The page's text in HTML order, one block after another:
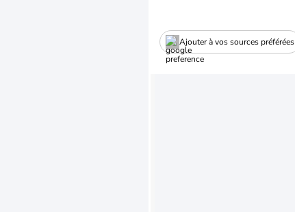
Ajouter à vos sources préférées